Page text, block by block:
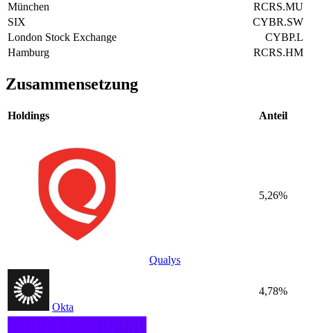
München
RCRS.MU
SIX
CYBR.SW
London Stock Exchange
CYBP.L
Hamburg
RCRS.HM
Zusammensetzung
Holdings Anteil
Qualys
5,26%
Okta
4,78%